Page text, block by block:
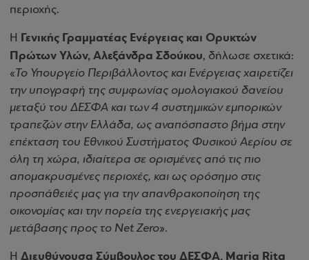
περιοχής.
Η Γενικής Γραμματέας Ενέργειας και Ορυκτών
Πρώτων Υλών, Αλεξάνδρα Σδούκου, δήλωσε σχετικά:
«Το Υπουργείο Περιβάλλοντος και Ενέργειας χαιρετίζει
την υπογραφή της συμφωνίας ομολογιακού δανείου
μεταξύ του ΔΕΣΦΑ και των 4 συστημικών εμπορικών
τραπεζών στην Ελλάδα, ως αναπόσπαστο βήμα στην
επέκταση του Εθνικού Συστήματος Φυσικού Αερίου σε
όλη τη χώρα, ιδιαίτερα σε ορισμένες από τις πιο
απομακρυσμένες περιοχές, και ως ορόσημο στις
προσπάθειές μας για την απανθρακοποίηση της
οικονομίας και την πορεία της ενεργειακής μας
μετάβασης προς το Net Zero».
Η Διευθύνουσα Σύμβουλος του ΔΕΣΦΑ, Maria Rita